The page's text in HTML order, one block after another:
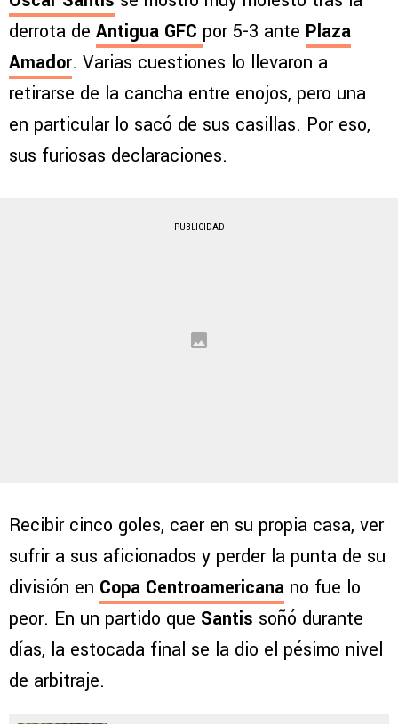
derrota de Antigua GFC por 5-3 ante Plaza
Amador. Varias cuestiones lo llevaron a
retirarse de la cancha entre enojos, pero una
en particular lo sacó de sus casillas. Por eso,
sus furiosas declaraciones.
PUBLICIDAD
Recibir cinco goles, caer en su propia casa, ver
sufrir a sus aficionados y perder la punta de su
división en Copa Centroamericana no fue lo
peor. En un partido que Santis soñó durante
días, la estocada final se la dio el pésimo nivel
de arbitraje.